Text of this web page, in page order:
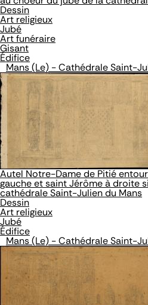
Dessin
Art religieux
Jubé
Art funéraire
Gisant
Édifice
Mans (Le) - Cathédrale Saint-
Autel Notre-Dame de Pitié
gauche et saint Jérôme à droite
cathédrale Saint-Julien du Mans
Dessin
Art religieux
Jubé
Édifice
Mans (Le) - Cathédrale Saint-